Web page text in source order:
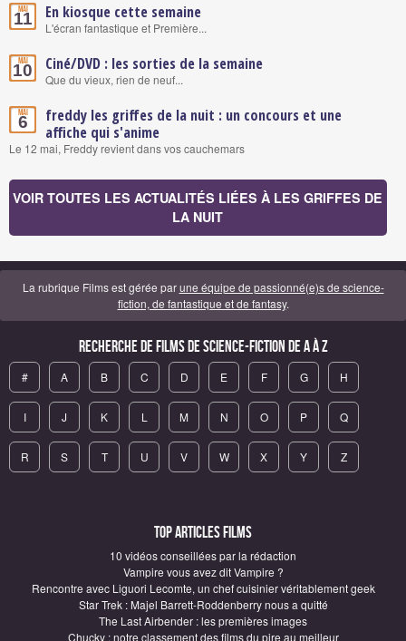
Mai
11 En kiosque cette semaine
L'écran fantastique et Première...
Mai
10 Ciné/DVD : les sorties de la semaine
Que du vieux, rien de neuf...
Mai
6
freddy les griffes de la nuit : un concours et une
affiche qui s'anime
Le 12 mai, Freddy revient dans vos cauchemars
VOIR TOUTES LES ACTUALITÉS LIÉES À LES GRIFFES DE
LA NUIT
La rubrique Films est gérée parune équipe de passionné(e)s de science-
fiction, de fantastique et de fantasy.
Recherche de Films de science-fiction de A à Z
# A B C D E F G H
I J K L M N O P Q
R S T U V W X Y Z
Top articles Films
10 vidéos conseillées par la rédaction
Vampire vous avez dit Vampire ?
Rencontre avec Liguori Lecomte, un chef cuisinier véritablement geek
Star Trek : Majel Barrett-Roddenberry nous a quitté
The Last Airbender : les premières images
Chucky : notre classement des films du pire au meilleur